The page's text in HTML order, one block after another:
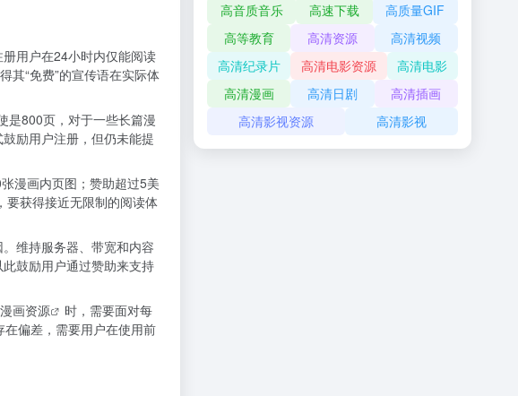
用户在24小时内仅能阅读
其“免费”的宣传语在实际体
是800页，对于一些长篇漫
励用户注册，但仍未能提
漫画内页图；赞助超过5美
要获得接近无限制的阅读体
维持服务器、带宽和内容
鼓励用户通过赞助来支持
漫画资源
时，需要面对每
在偏差，需要用户在使用前
高音质音乐
高速下载
高质量GIF
高等教育
高清资源
高清视频
高清纪录片
高清电影资源
高清电影
高清漫画
高清日剧
高清插画
高清影视资源
高清影视